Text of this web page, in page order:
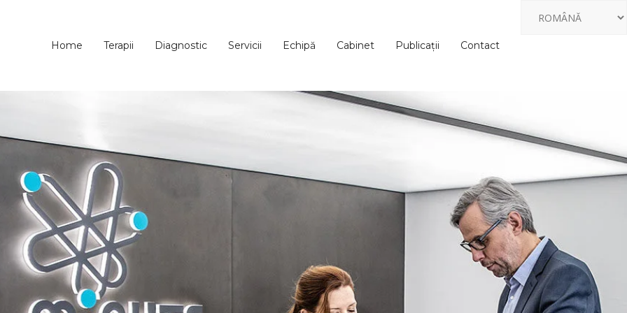
Home Terapii Diagnostic Servicii Echipă Cabinet Publicații Contact